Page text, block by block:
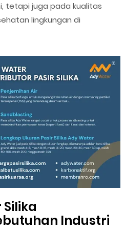
tetapi juga pada kualitas
lingkungan di
Industri